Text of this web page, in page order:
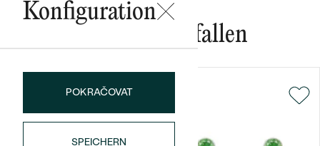
Konfiguration
POKRAČOVAT
SPEICHERN
Das könnte Ihnen gefallen